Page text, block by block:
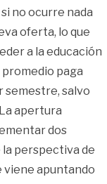
no ocurre nada
oferta, lo que
a la educación
paga
semestre, salvo
apertura
dos
perspectiva de
viene apuntando